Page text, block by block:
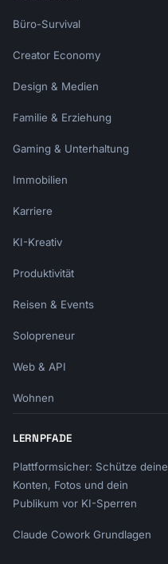
Büro-Survival
Creator Economy
Design & Medien
Familie & Erziehung
Gaming & Unterhaltung
Immobilien
Karriere
KI-Kreativ
Produktivität
Reisen & Events
Solopreneur
Web & API
Wohnen
LERNPFADE
Plattformsicher: Schütze deine
Konten, Fotos und dein
Publikum vor KI-Sperren
Claude Cowork Grundlagen